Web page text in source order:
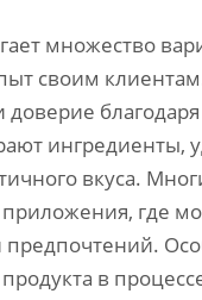
множество
своим
доверие
ингредиенты‚
вкуса.
где
в